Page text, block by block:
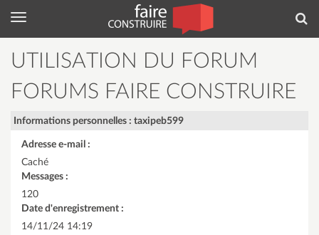
Menu
UTILISATION DU FORUM
FORUMS FAIRE CONSTRUIRE
Informations personnelles : taxipeb599
Adresse e-mail :
Caché
Messages :
120
Date d'enregistrement :
14/11/24 14:19